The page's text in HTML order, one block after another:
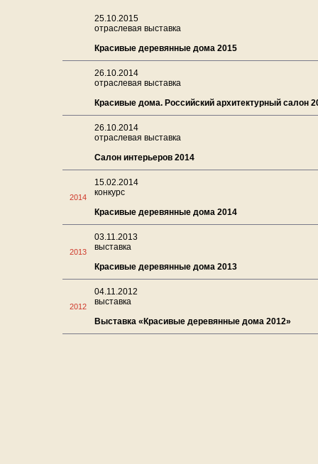
25.10.2015
отраслевая выставка
Красивые деревянные дома 2015
26.10.2014
отраслевая выставка
Красивые дома. Российский архитектурный салон
26.10.2014
отраслевая выставка
Салон интерьеров 2014
2014
15.02.2014
конкурс
Красивые деревянные дома 2014
2013
03.11.2013
выставка
Красивые деревянные дома 2013
2012
04.11.2012
выставка
Выставка «Красивые деревянные дома 2012»